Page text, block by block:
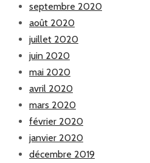
septembre 2020
août 2020
juillet 2020
juin 2020
mai 2020
avril 2020
mars 2020
février 2020
janvier 2020
décembre 2019